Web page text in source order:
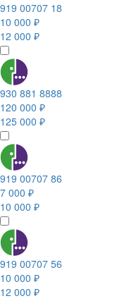
919 00707 18
10 000 ₽
12 000 ₽
930 881 8888
120 000 ₽
125 000 ₽
919 00707 86
7 000 ₽
10 000 ₽
919 00707 56
10 000 ₽
12 000 ₽